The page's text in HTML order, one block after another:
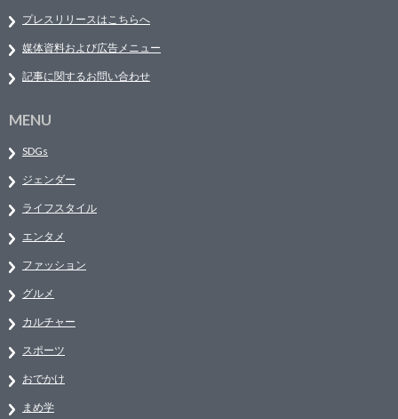
プレスリリースはこちらへ
媒体資料および広告メニュー
記事に関するお問い合わせ
MENU
SDGs
ジェンダー
ライフスタイル
エンタメ
ファッション
グルメ
カルチャー
スポーツ
おでかけ
まめ学